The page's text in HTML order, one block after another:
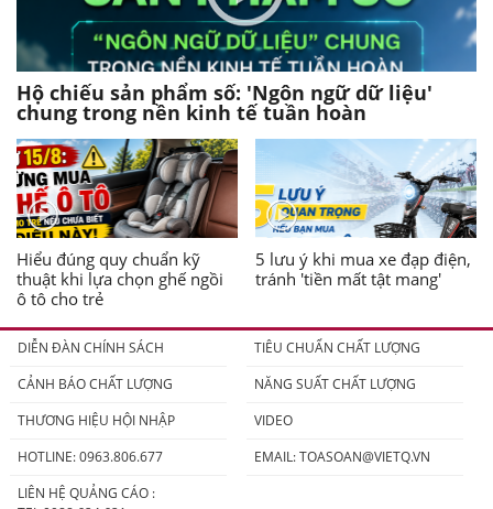
Hộ chiếu sản phẩm số: 'Ngôn ngữ dữ liệu'
chung trong nền kinh tế tuần hoàn
Hiểu đúng quy chuẩn kỹ
thuật khi lựa chọn ghế ngồi
ô tô cho trẻ
5 lưu ý khi mua xe đạp điện,
tránh 'tiền mất tật mang'
DIỄN ĐÀN CHÍNH SÁCH
TIÊU CHUẨN CHẤT LƯỢNG
CẢNH BÁO CHẤT LƯỢNG
NĂNG SUẤT CHẤT LƯỢNG
THƯƠNG HIỆU HỘI NHẬP
VIDEO
HOTLINE: 0963.806.677
EMAIL:TOASOAN@VIETQ.VN
LIÊN HỆ QUẢNG CÁO :